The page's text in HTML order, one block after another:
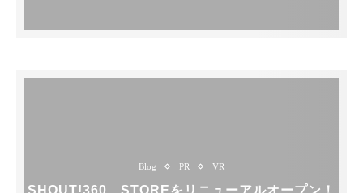
Blog PR VR
SHOUT!360 STOREをリニューアルオープン！